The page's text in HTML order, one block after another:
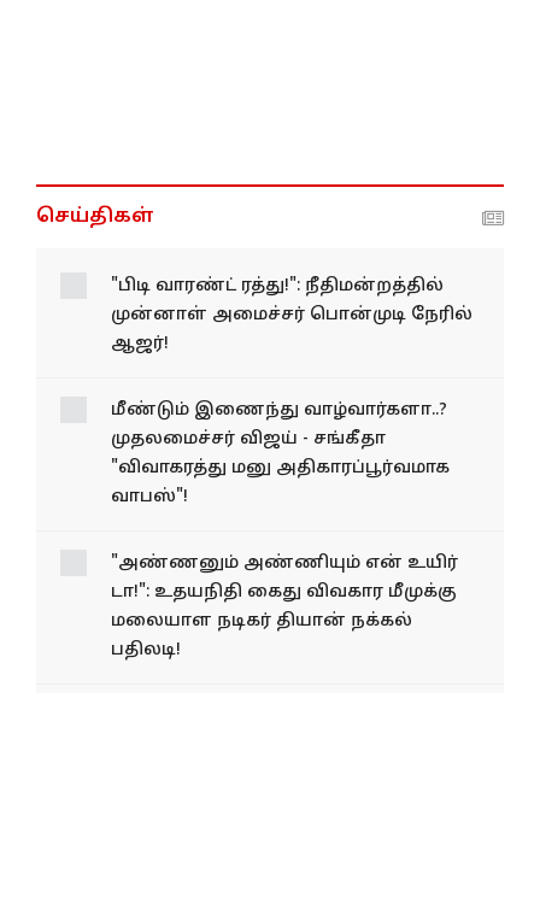
செய்திகள்
"பிடி வாரண்ட் ரத்து!": நீதிமன்றத்தில்
முன்னாள் அமைச்சர் பொன்முடி நேரில்
ஆஜர்!
மீண்டும் இணைந்து வாழ்வார்களா..?
முதலமைச்சர் விஜய் - சங்கீதா
"விவாகரத்து மனு அதிகாரப்பூர்வமாக
வாபஸ்"!
"அண்ணனும் அண்ணியும் என் உயிர்
டா!": உதயநிதி கைது விவகார மீமுக்கு
மலையாள நடிகர் தியான் நக்கல்
பதிலடி!